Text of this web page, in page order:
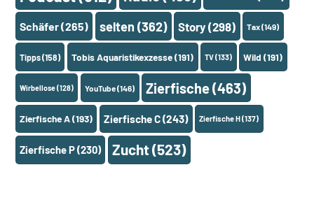
Schäfer(265) selten (362) Story (298) Tax(149)
Tipps(158) Tobis Aquaristikexzesse(191) TV(133) Wild (191)
Wirbellose(128) YouTube(146) Zierfische(463)
Zierfische A(193) Zierfische C(243) Zierfische H(137)
Zierfische P(230) Zucht(523)